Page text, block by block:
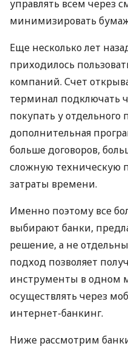
управлять всем через
минимизировать
Еще несколько лет
приходилось
компаний. Счет
терминал подключать
покупать у
дополнительная
больше договоров,
сложную техническую
затраты времени.
Именно поэтому все
выбирают банки,
решение, а не
подход позволяет
инструменты в одном
осуществлять через
интернет-банкинг.
Ниже рассмотрим